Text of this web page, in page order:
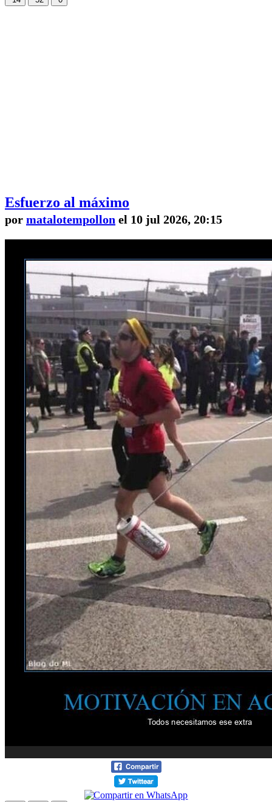
Esfuerzo al máximo
por matalotempollon el 10 jul 2026, 20:15